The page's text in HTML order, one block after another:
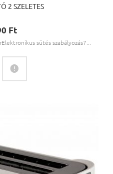
2 SZELETES
Ft‎
sütés szabályozás7...